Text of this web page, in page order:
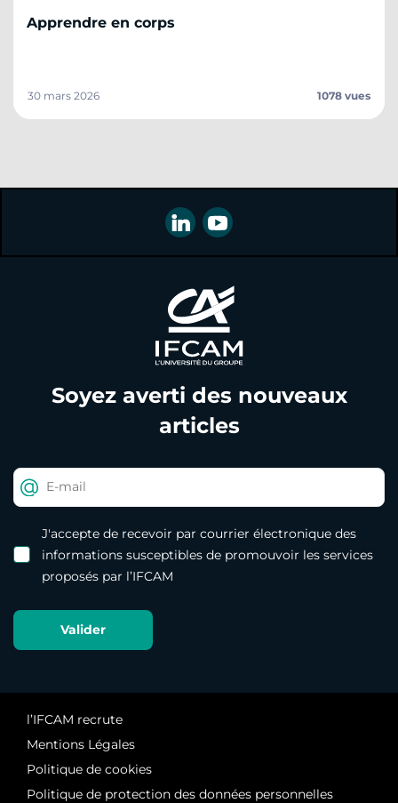
Apprendre en corps
30 mars 2026 1078 vues
Soyez averti des nouveaux
articles
J'accepte de recevoir par courrier électronique des
informations susceptibles de promouvoir les services
proposés par l’IFCAM
l’IFCAM recrute
Mentions Légales
Politique de cookies
Politique de protection des données personnelles